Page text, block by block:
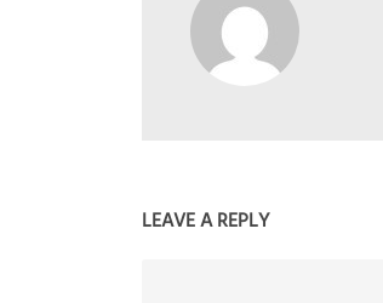
LEAVE A REPLY